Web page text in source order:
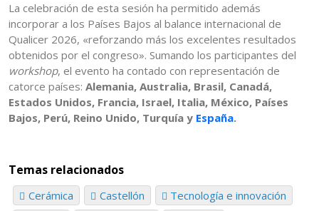
La celebración de esta sesión ha permitido además
incorporar a los Países Bajos al balance internacional de
Qualicer 2026, «reforzando más los excelentes resultados
obtenidos por el congreso». Sumando los participantes del
workshop, el evento ha contado con representación de
catorce países: Alemania, Australia, Brasil, Canadá,
Estados Unidos, Francia, Israel, Italia, México, Países
Bajos, Perú, Reino Unido, Turquía y España.
Temas relacionados
Cerámica Castellón
Tecnología e innovación